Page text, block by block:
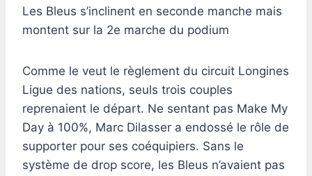
Les Bleus s’inclinent en seconde manche mais
montent sur la 2e marche du podium
Comme le veut le règlement du circuit Longines
Ligue des nations, seuls trois couples
reprenaient le départ. Ne sentant pas Make My
Day à 100%, Marc Dilasser a endossé le rôle de
supporter pour ses coéquipiers. Sans le
système de drop score, les Bleus n’avaient pas